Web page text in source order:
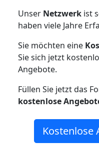
Unser Netzwerk ist
haben viele Jahre
Sie möchten eine
Sie sich jetzt
Angebote.
Füllen Sie jetzt das
kostenlose
Kostenlose